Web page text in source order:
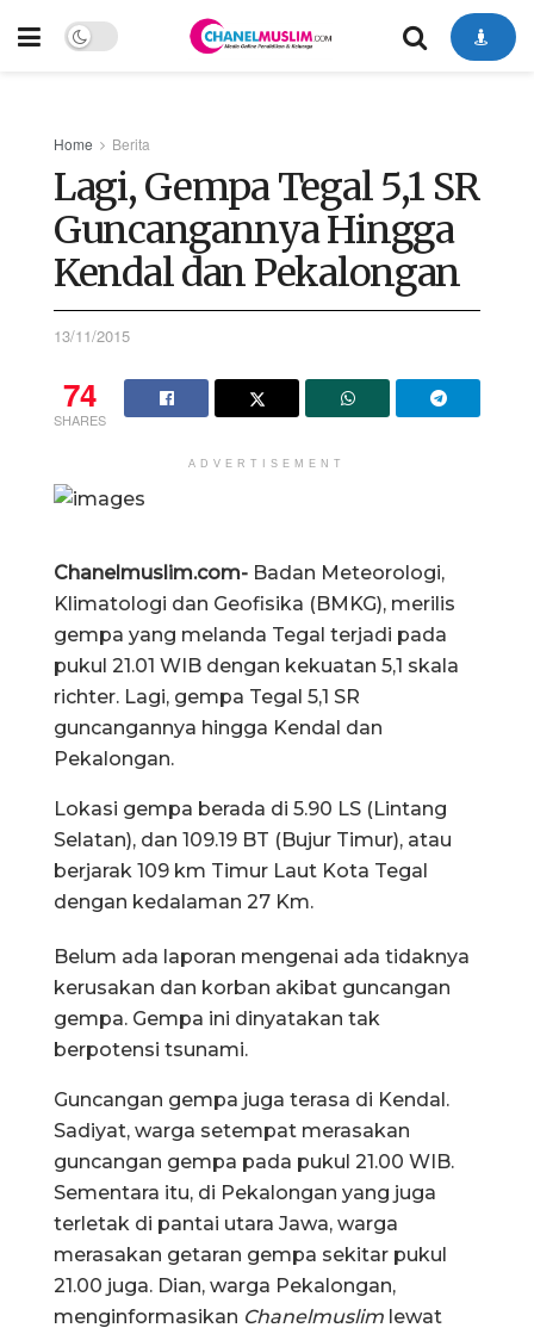
Home Berita
Lagi, Gempa Tegal 5,1 SR
Guncangannya Hingga
Kendal dan Pekalongan
13/11/2015
74
SHARES
ADVERTISEMENT
Chanelmuslim.com- Badan Meteorologi,
Klimatologi dan Geofisika (BMKG), merilis
gempa yang melanda Tegal terjadi pada
pukul 21.01 WIB dengan kekuatan 5,1 skala
richter. Lagi, gempa Tegal 5,1 SR
guncangannya hingga Kendal dan
Pekalongan.
Lokasi gempa berada di 5.90 LS (Lintang
Selatan), dan 109.19 BT (Bujur Timur), atau
berjarak 109 km Timur Laut Kota Tegal
dengan kedalaman 27 Km.
Belum ada laporan mengenai ada tidaknya
kerusakan dan korban akibat guncangan
gempa. Gempa ini dinyatakan tak
berpotensi tsunami.
Guncangan gempa juga terasa di Kendal.
Sadiyat, warga setempat merasakan
guncangan gempa pada pukul 21.00 WIB.
Sementara itu, di Pekalongan yang juga
terletak di pantai utara Jawa, warga
merasakan getaran gempa sekitar pukul
21.00 juga. Dian, warga Pekalongan,
menginformasikan Chanelmuslim lewat